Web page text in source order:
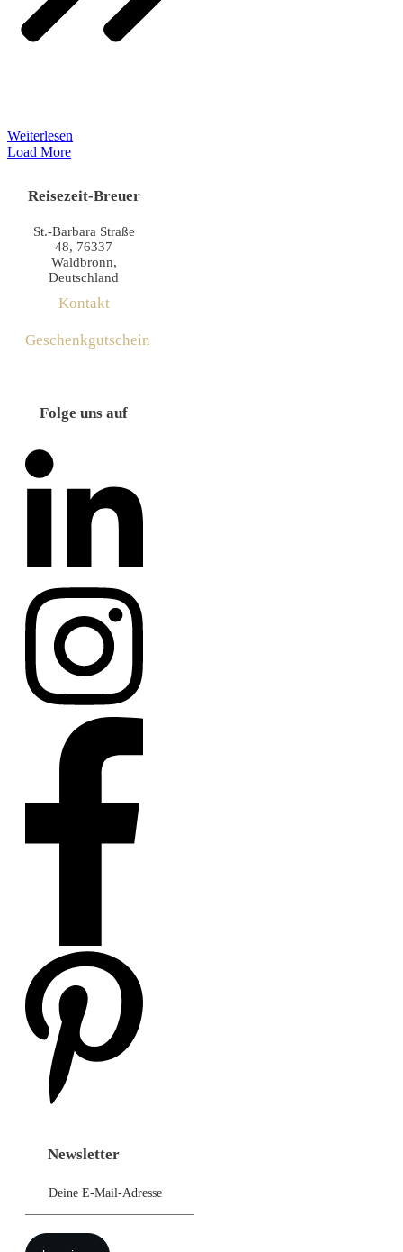
Weiterlesen
Load More
Reisezeit-Breuer
St.-Barbara Straße
48, 76337
Waldbronn,
Deutschland
Kontakt
Geschenkgutschein
Folge uns auf
Newsletter